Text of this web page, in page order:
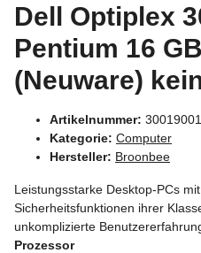
Dell Optiplex
Pentium 16
(Neuware)
Artikelnummer:
Kategorie: Computer
Hersteller: Broonbee
Leistungsstarke Desktop-PCs
Sicherheitsfunktionen ihrer
unkomplizierte
Prozessor